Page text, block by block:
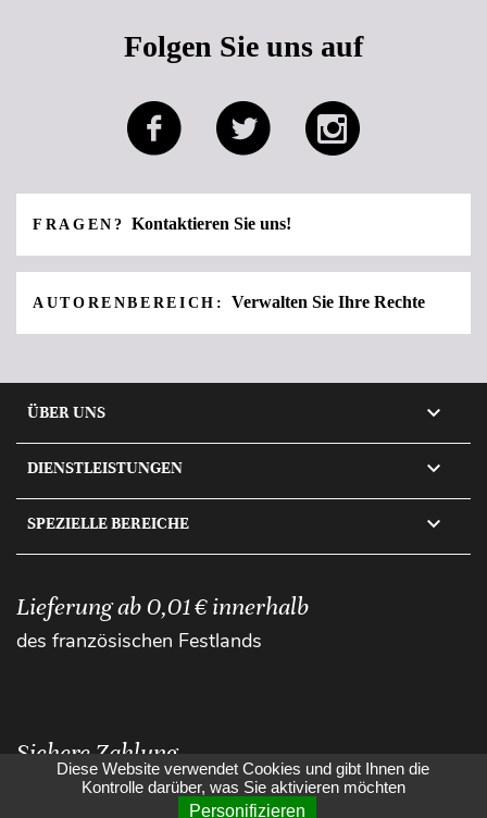
Folgen Sie uns auf
FRAGEN? Kontaktieren Sie uns!
AUTORENBEREICH: Verwalten Sie Ihre Rechte
ÜBER UNS 
DIENSTLEISTUNGEN 
SPEZIELLE BEREICHE 
Lieferung ab 0,01 € innerhalb
des französischen Festlands
Sichere Zahlung
Diese Website verwendet Cookies und gibt Ihnen die
Kontrolle darüber, was Sie aktivieren möchten
Personifizieren